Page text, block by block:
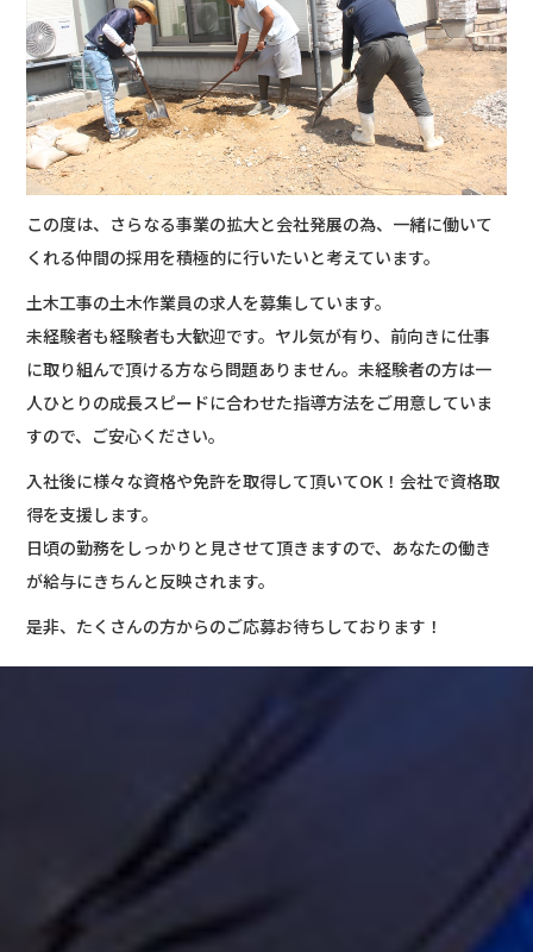
この度は、さらなる事業の拡大と会社発展の為、一緒に働いて
くれる仲間の採用を積極的に行いたいと考えています。
土木工事の土木作業員の求人を募集しています。
未経験者も経験者も大歓迎です。ヤル気が有り、前向きに仕事
に取り組んで頂ける方なら問題ありません。未経験者の方は一
人ひとりの成長スピードに合わせた指導方法をご用意していま
すので、ご安心ください。
入社後に様々な資格や免許を取得して頂いてOK！会社で資格取
得を支援します。
日頃の勤務をしっかりと見させて頂きますので、あなたの働き
が給与にきちんと反映されます。
是非、たくさんの方からのご応募お待ちしております！